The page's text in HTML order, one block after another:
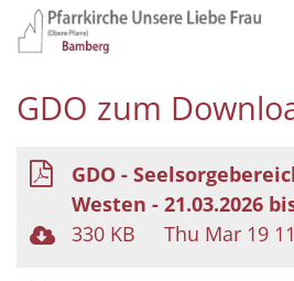
Zum Inhalt springen
GDO zum
GDO -
Westen - 21.03.2026
330 KB
Thu Mar 19